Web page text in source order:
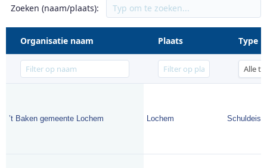
Zoeken (naam/plaats):
Organisatie naam Plaats Type
’t Baken gemeente Lochem Lochem Schuldeiser